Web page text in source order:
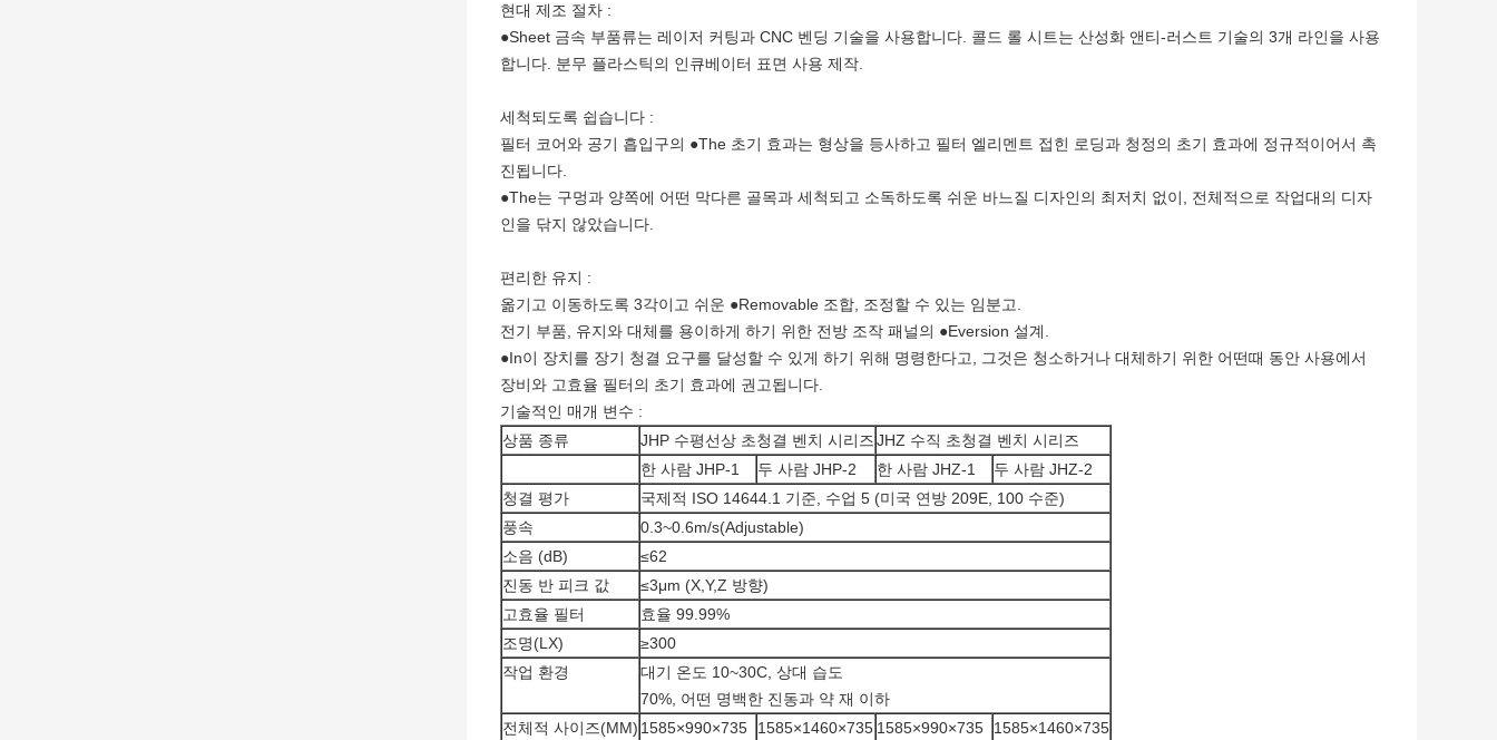
현대 제조 절차 :
●Sheet 금속 부품류는 레이저 커팅과 CNC 벤딩 기술을 사용합니다. 콜드 롤 시트는 산성화 앤티-러스트 기술의 3개 라인을 사용
합니다. 분무 플라스틱의 인큐베이터 표면 사용 제작.
세척되도록 쉽습니다 :
필터 코어와 공기 흡입구의 ●The 초기 효과는 형상을 등사하고 필터 엘리멘트 접힌 로딩과 청정의 초기 효과에 정규적이어서 촉
진됩니다.
●The는 구멍과 양쪽에 어떤 막다른 골목과 세척되고 소독하도록 쉬운 바느질 디자인의 최저치 없이, 전체적으로 작업대의 디자
인을 닦지 않았습니다.
편리한 유지 :
옮기고 이동하도록 3각이고 쉬운 ●Removable 조합, 조정할 수 있는 임분고.
전기 부품, 유지와 대체를 용이하게 하기 위한 전방 조작 패널의 ●Eversion 설계.
●In이 장치를 장기 청결 요구를 달성할 수 있게 하기 위해 명령한다고, 그것은 청소하거나 대체하기 위한 어떤때 동안 사용에서
장비와 고효율 필터의 초기 효과에 권고됩니다.
기술적인 매개 변수 :
상품 종류
JHP 수평선상 초청결 벤치 시리즈JHZ 수직 초청결 벤치 시리즈
한 사람 JHP-1
두 사람 JHP-2 한 사람 JHZ-1
두 사람 JHZ-2
청결 평가
국제적 ISO 14644.1 기준, 수업 5 (미국 연방 209E, 100 수준)
풍속
0.3~0.6m/s(Adjustable)
소음 (dB)
≤62
진동 반 피크 값
≤3μm (X,Y,Z 방향)
고효율 필터
효율 99.99%
조명(LX)
≥300
작업 환경
대기 온도 10~30C, 상대 습도
70%, 어떤 명백한 진동과 약 재 이하
전체적 사이즈(MM) 1585×990×735 1585×1460×735 1585×990×735 1585×1460×735